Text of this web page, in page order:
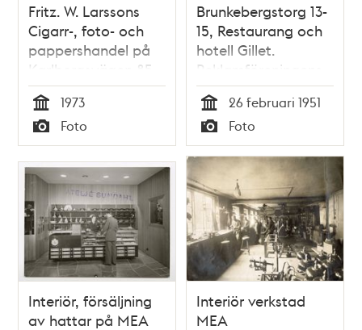
Fritz. W. Larssons
Cigarr-, foto- och
pappershandel på
Karlbergsvägen 85.
Tid
1973
Typ
Foto
Brunkebergstorg 13-
15, Restaurang och
hotell Gillet.
Reklamföreningens
årsmöte. I samspråk
t. v. kvällens
föredragshållare
lektor Gösta
Bergman och
ordförande
civilekonom Börje
Lindberg
Tid
26 februari 1951
Typ
Foto
Interiör, försäljning
av hattar på MEA
Interiör verkstad
MEA